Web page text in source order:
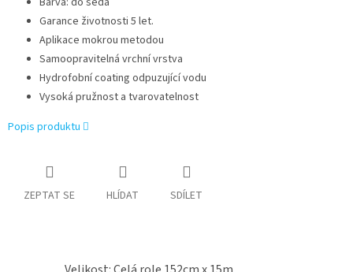
Garance životnosti 5 let.
Aplikace mokrou metodou
Samoopravitelná vrchní vrstva
Hydrofobní coating odpuzující vodu
Vysoká pružnost a tvarovatelnost
Popis produktu
ZEPTAT SE HLÍDAT SDÍLET